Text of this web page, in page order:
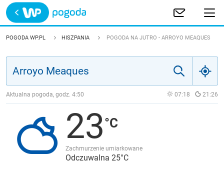
Trwa ładowanie
POLSKA
JAKOŚĆ POWIETRZA
POGODA WP.PL HISZPANIA POGODA NA JUTRO - ARROYO MEAQUES
Aktualna pogoda, godz. 4:50 07:18 21:26
23
Zachmurzenie umiarkowane
Odczuwalna 25°C